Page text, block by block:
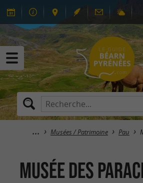
Musées / Patrimoine Pau
Musée des